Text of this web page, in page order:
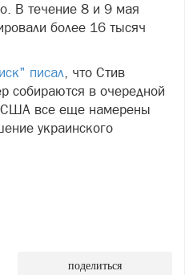
В течение 8 и 9 мая
более 16 тысяч
писал, что Стив
в очередной
США все еще намерены
украинского
поделиться